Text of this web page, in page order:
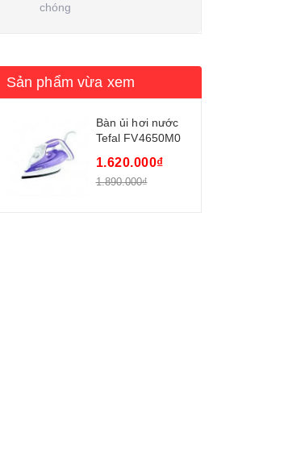
chóng
Sản phẩm vừa xem
Bàn ủi hơi nước
Tefal FV4650M0
1.620.000₫
1.890.000₫